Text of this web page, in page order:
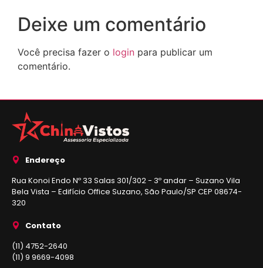
Deixe um comentário
Você precisa fazer o login para publicar um
comentário.
Endereço
Rua Konoi Endo Nº 33 Salas 301/302 - 3º andar – Suzano Vila
Bela Vista – Edifício Office Suzano, São Paulo/SP CEP 08674-
320
Contato
(11) 4752-2640
(11) 9 9669-4098